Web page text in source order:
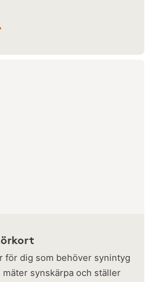
för dig som behöver synintyg
synskärpa och ställer